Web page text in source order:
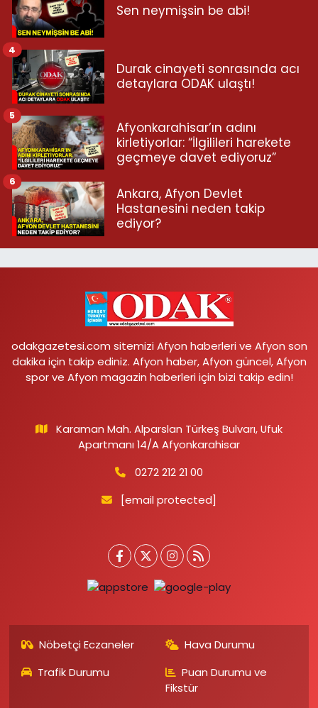
Sen neymişsin be abi!
Durak cinayeti sonrasında acı
detaylara ODAK ulaştı!
4
Afyonkarahisar’ın adını
kirletiyorlar: “İlgilileri harekete
geçmeye davet ediyoruz”
5
Ankara, Afyon Devlet
Hastanesini neden takip
ediyor?
6
odakgazetesi.com sitemizi Afyon haberleri ve Afyon son
dakika için takip ediniz. Afyon haber, Afyon güncel, Afyon
spor ve Afyon magazin haberleri için bizi takip edin!
Karaman Mah. Alparslan Türkeş Bulvarı, Ufuk
Apartmanı 14/A Afyonkarahisar
0272 212 21 00
[email protected]
Nöbetçi Eczaneler
Hava Durumu
Trafik Durumu
Puan Durumu ve
Fikstür